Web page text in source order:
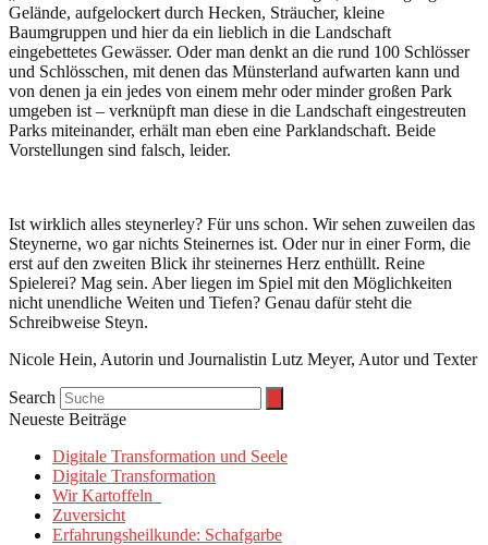
Gelände, aufgelockert durch Hecken, Sträucher, kleine
Baumgruppen und hier da ein lieblich in die Landschaft
eingebettetes Gewässer. Oder man denkt an die rund 100 Schlösser
und Schlösschen, mit denen das Münsterland aufwarten kann und
von denen ja ein jedes von einem mehr oder minder großen Park
umgeben ist – verknüpft man diese in die Landschaft eingestreuten
Parks miteinander, erhält man eben eine Parklandschaft. Beide
Vorstellungen sind falsch, leider.
Ist wirklich alles steynerley? Für uns schon. Wir sehen zuweilen das
Steynerne, wo gar nichts Steinernes ist. Oder nur in einer Form, die
erst auf den zweiten Blick ihr steinernes Herz enthüllt. Reine
Spielerei? Mag sein. Aber liegen im Spiel mit den Möglichkeiten
nicht unendliche Weiten und Tiefen? Genau dafür steht die
Schreibweise Steyn.
Nicole Hein, Autorin und Journalistin Lutz Meyer, Autor und Texter
Search
Neueste Beiträge
Digitale Transformation und Seele
Digitale Transformation
Wir Kartoffeln
Zuversicht
Erfahrungsheilkunde: Schafgarbe